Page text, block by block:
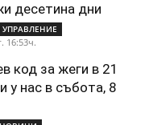
десетина дни
УПРАВЛЕНИЕ
16:53ч.
код за жеги в 21
у нас в събота, 8